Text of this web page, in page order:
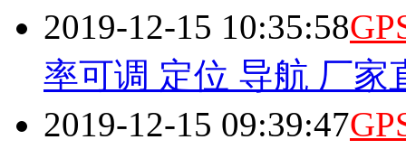
2019-12-15 10:35:58
率可调 定位 导航 厂家
2019-12-15 09:39:47